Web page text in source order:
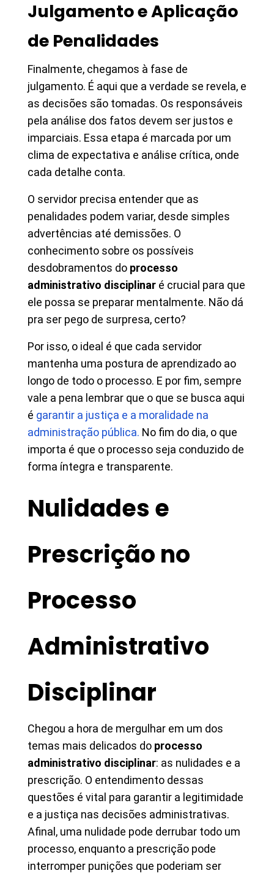
Julgamento e Aplicação
de Penalidades
Finalmente, chegamos à fase de
julgamento. É aqui que a verdade se revela, e
as decisões são tomadas. Os responsáveis
pela análise dos fatos devem ser justos e
imparciais. Essa etapa é marcada por um
clima de expectativa e análise crítica, onde
cada detalhe conta.
O servidor precisa entender que as
penalidades podem variar, desde simples
advertências até demissões. O
conhecimento sobre os possíveis
desdobramentos do processo
administrativo disciplinar é crucial para que
ele possa se preparar mentalmente. Não dá
pra ser pego de surpresa, certo?
Por isso, o ideal é que cada servidor
mantenha uma postura de aprendizado ao
longo de todo o processo. E por fim, sempre
vale a pena lembrar que o que se busca aqui
é garantir a justiça e a moralidade na
administração pública. No fim do dia, o que
importa é que o processo seja conduzido de
forma íntegra e transparente.
Nulidades e
Prescrição no
Processo
Administrativo
Disciplinar
Chegou a hora de mergulhar em um dos
temas mais delicados do processo
administrativo disciplinar: as nulidades e a
prescrição. O entendimento dessas
questões é vital para garantir a legitimidade
e a justiça nas decisões administrativas.
Afinal, uma nulidade pode derrubar todo um
processo, enquanto a prescrição pode
interromper punições que poderiam ser